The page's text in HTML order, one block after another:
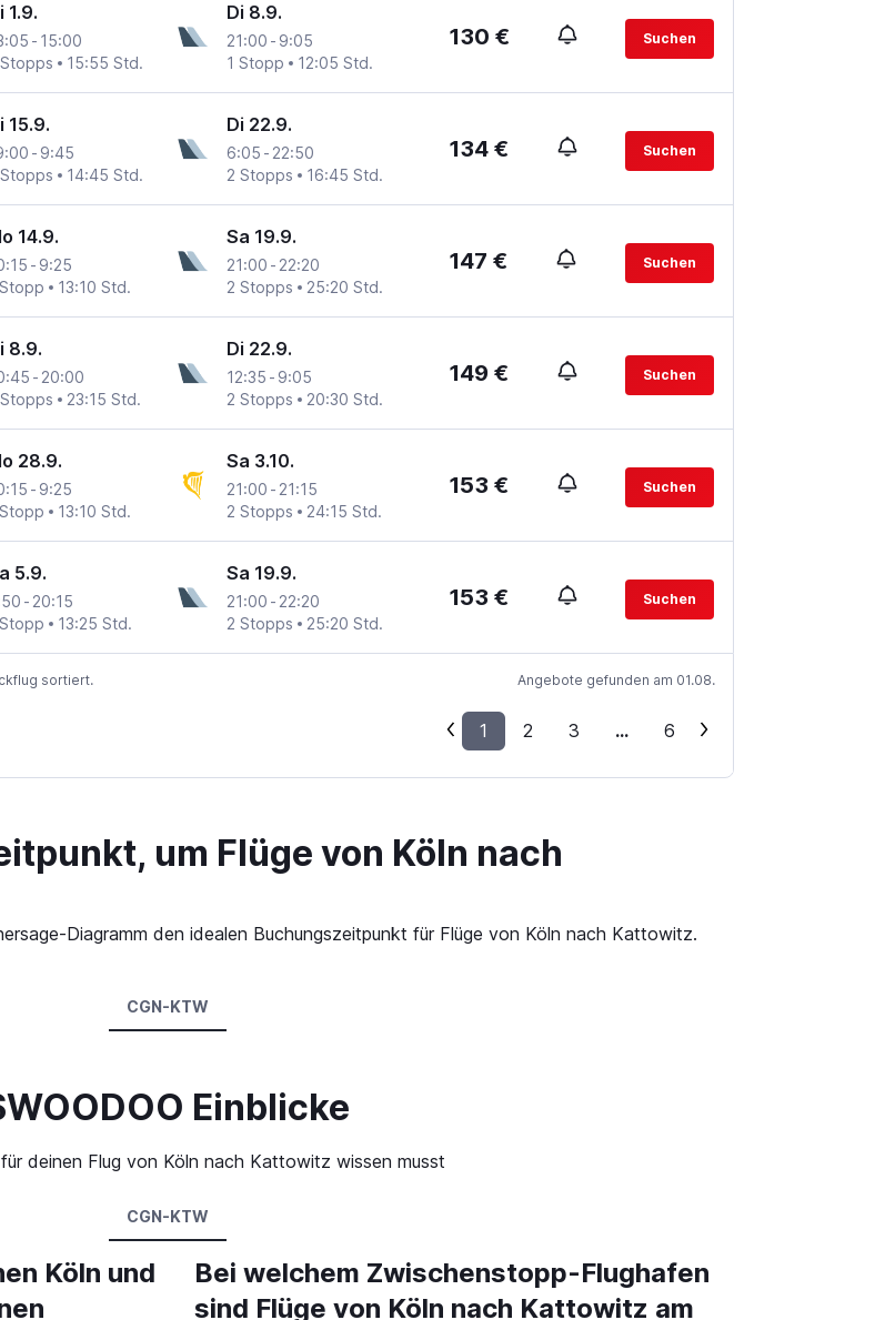
1.9.
- 15:00
15:55 Std.
Di 8.9.
21:00 - 9:05
1 Stopp
12:05 Std.
130 € Suchen
15.9.
- 9:45
14:45 Std.
Di 22.9.
6:05 - 22:50
2 Stopps
16:45 Std.
134 € Suchen
14.9.
- 9:25
13:10 Std.
Sa 19.9.
21:00 - 22:20
2 Stopps
25:20 Std.
147 € Suchen
8.9.
- 20:00
23:15 Std.
Di 22.9.
12:35 - 9:05
2 Stopps
20:30 Std.
149 € Suchen
28.9.
- 9:25
13:10 Std.
Sa 3.10.
21:00 - 21:15
2 Stopps
24:15 Std.
153 € Suchen
5.9.
- 20:15
13:25 Std.
Sa 19.9.
21:00 - 22:20
2 Stopps
25:20 Std.
153 € Suchen
sortiert. Angebote gefunden am 01.08.
1 2 3 ... 6
um Flüge von Köln nach
Diagramm den idealen Buchungszeitpunkt für Flüge von Köln nach Kattowitz.
CGN-KTW
Einblicke
deinen Flug von Köln nach Kattowitz wissen musst
CGN-KTW
Köln und
Bei welchem Zwischenstopp-Flughafen
sind Flüge von Köln nach Kattowitz am